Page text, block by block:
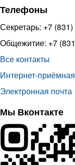
Телефоны
Секретарь: +7
Общежитие: +7
Все контакты
Интернет-
Электронная почта
Мы Вконтакте